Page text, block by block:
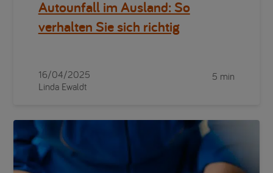
Autounfall im Ausland: So
verhalten Sie sich richtig
16/04/2025
Linda Ewaldt
5 min